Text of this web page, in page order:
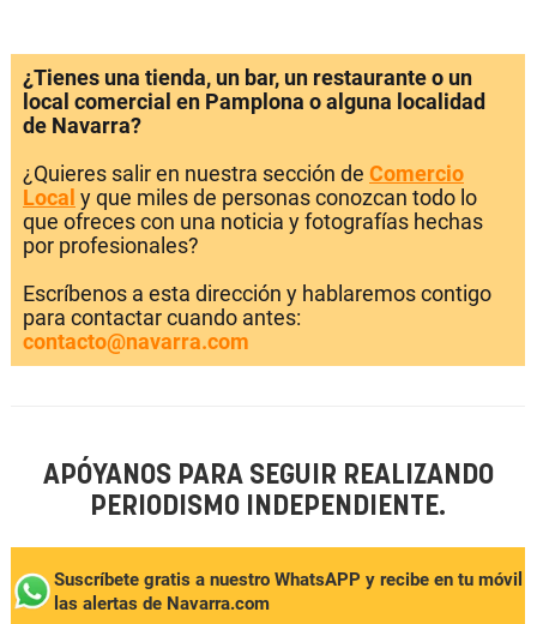
¿Tienes una tienda, un bar, un restaurante o un
local comercial en Pamplona o alguna localidad
de Navarra?
¿Quieres salir en nuestra sección de Comercio
Local y que miles de personas conozcan todo lo
que ofreces con una noticia y fotografías hechas
por profesionales?
Escríbenos a esta dirección y hablaremos contigo
para contactar cuando antes:
contacto@navarra.com
APÓYANOS PARA SEGUIR REALIZANDO
PERIODISMO INDEPENDIENTE.
Suscríbete gratis a nuestro WhatsAPP y recibe en tu móvil
las alertas de Navarra.com